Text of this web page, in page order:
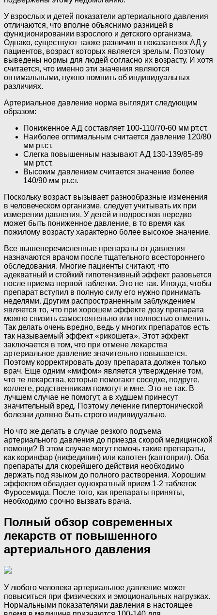
У взрослых и детей показатели артериального давления
отличаются, что вполне объяснимо разницей в
функционировании взрослого и детского организма.
Однако, существуют также различия в показателях АД у
пациентов, возраст которых является зрелым. Поэтому
выведены нормы для людей согласно их возрасту. И хотя
считается, что именно эти значения являются
оптимальными, нужно помнить об индивидуальных
различиях.
Артериальное давление норма выглядит следующим
образом:
Пониженное АД составляет 100-110/70-60 мм рт.ст.
Наиболее оптимальным считается давление 120/80
мм рт.ст.
Слегка повышенным называют АД 130-139/85-89
мм рт.ст.
Высоким давлением считается значение более
140/90 мм рт.ст.
Поскольку возраст вызывает разнообразные изменения
в человеческом организме, следует учитывать их при
измерении давления. У детей и подростков нередко
может быть пониженное давление, в то время как
пожилому возрасту характерно более высокое значение.
Все вышеперечисленные препараты от давления
назначаются врачом после тщательного всестороннего
обследования. Многие пациенты считают, что
адекватный и стойкий гипотензивный эффект разовьется
после приема первой таблетки. Это не так. Иногда, чтобы
препарат вступил в полную силу его нужно принимать
неделями. Другим распространенным заблуждением
является то, что при хорошем эффекте дозу препарата
можно снизить самостоятельно или полностью отменить.
Так делать очень вредно, ведь у многих препаратов есть
так называемый эффект «рикошета». Этот эффект
заключается в том, что при отмене лекарства
артериальное давление значительно повышается.
Поэтому корректировать дозу препарата должен только
врач. Еще одним «мифом» является утверждение том,
что те лекарства, которые помогают соседке, подруге,
коллеге, родственникам помогут и мне. Это не так. В
лучшем случае не помогут, а в худшем принесут
значительный вред. Поэтому лечение гипертонической
болезни должно быть строго индивидуально.
Но что же делать в случае резкого подъема
артериального давления до приезда скорой медицинской
помощи? В этом случае могут помочь такие препараты,
как коринфар (нифедипин) или капотен (каптоприл). Оба
препараты для скорейшего действия необходимо
держать под языком до полного растворения. Хорошим
эффектом обладает однократный прием 1-2 таблеток
Фуросемида. После того, как препараты приняты,
необходимо срочно вызвать врача.
Полный обзор современных
лекарств от повышенного
артериального давления
У любого человека артериальное давление может
повыситься при физических и эмоциональных нагрузках.
Нормальными показателями давления в настоящее